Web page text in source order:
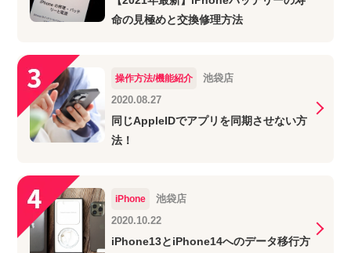
命の見極めと交換修理方法
操作方法/機能紹介
池袋店
2020.08.27
同じAppleIDでアプリを同期させない方
法！
iPhone
池袋店
2020.10.22
iPhone13とiPhone14へのデータ移行方